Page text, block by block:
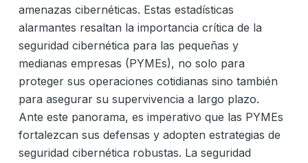
amenazas cibernéticas. Estas estadísticas
alarmantes resaltan la importancia crítica de la
seguridad cibernética para las pequeñas y
medianas empresas (PYMEs), no solo para
proteger sus operaciones cotidianas sino también
para asegurar su supervivencia a largo plazo.
Ante este panorama, es imperativo que las PYMEs
fortalezcan sus defensas y adopten estrategias de
seguridad cibernética robustas. La seguridad